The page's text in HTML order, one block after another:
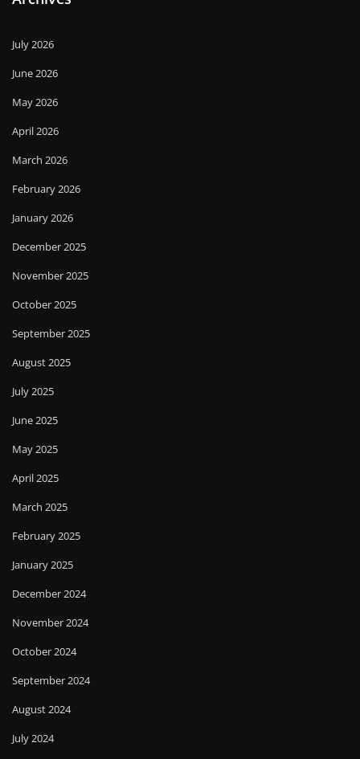
July 2026
June 2026
May 2026
April 2026
March 2026
February 2026
January 2026
December 2025
November 2025
October 2025
September 2025
August 2025
July 2025
June 2025
May 2025
April 2025
March 2025
February 2025
January 2025
December 2024
November 2024
October 2024
September 2024
August 2024
July 2024